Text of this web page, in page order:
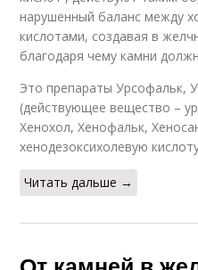
нарушенный баланс между
кислотами, создавая в
благодаря чему камни
Это препараты Урсофальк,
(действующее вещество –
Хенохол, Хенофальк,
хенодезоксихолевую
Читать дальше →